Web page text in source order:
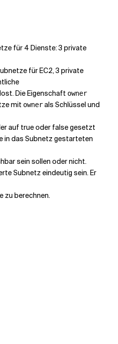
für 4 Dienste: 3 private
für EC2, 3 private
Die Eigenschaft owner
mit ownerals Schlüssel und
auf true oder false gesetzt
in das Subnetz gestarteten
sein sollen oder nicht.
Subnetz eindeutig sein. Er
zu berechnen.